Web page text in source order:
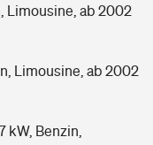
Limousine, ab 2002
Limousine, ab 2002
kW, Benzin,